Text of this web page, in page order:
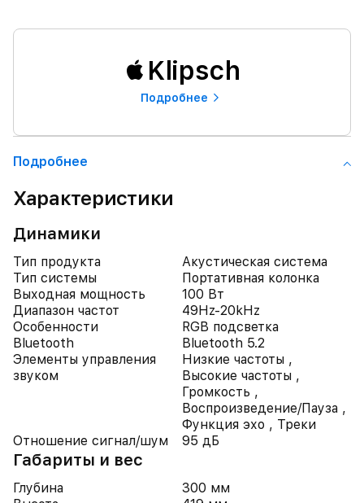
Klipsch
Подробнее
Подробнее
Характеристики
Динамики
Тип продукта
Акустическая система
Тип системы
Портативная колонка
Выходная мощность
100 Вт
Диапазон частот
49Hz-20kHz
Особенности
RGB подсветка
Bluetooth
Bluetooth 5.2
Элементы управления
звуком
Низкие частоты ,
Высокие частоты ,
Громкость ,
Воспроизведение/Пауза ,
Функция эхо , Треки
Отношение сигнал/шум
95 дБ
Габариты и вес
Глубина
300 мм